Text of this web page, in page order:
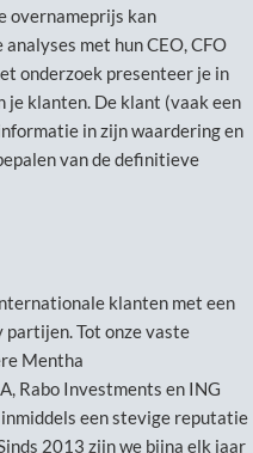
overnameprijs kan
met hun CEO, CFO
onderzoek presenteer je in
je klanten. De klant (vaak een
in zijn waardering en
van de definitieve
klanten met een
Tot onze vaste
Mentha
Rabo Investments en ING
een stevige reputatie
2013 zijn we bijna elk jaar